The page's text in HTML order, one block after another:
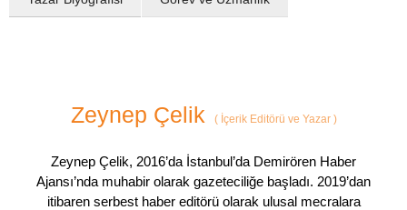
Zeynep Çelik (İçerik Editörü ve Yazar )
Zeynep Çelik, 2016’da İstanbul’da Demirören Haber
Ajansı’nda muhabir olarak gazeteciliğe başladı. 2019’dan
itibaren serbest haber editörü olarak ulusal mecralara